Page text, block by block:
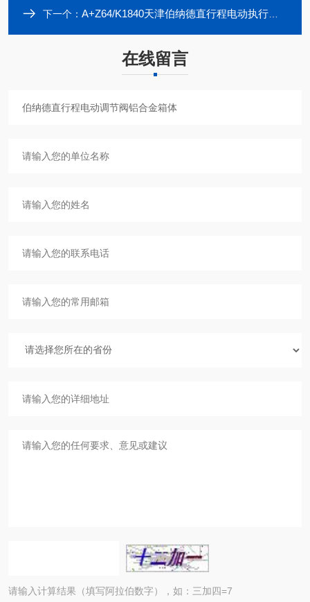
下一个： A+Z64/K1840天津伯纳德直行程电动执行机构调节阀
在线留言
请输入计算结果（填写阿拉伯数字），如：三加四=7